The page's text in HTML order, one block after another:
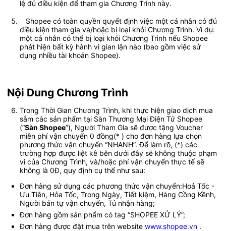
điều kiện tham gia và/hoặc bị loại khỏi Chương Trình. Ví dụ:
một cá nhân có thể bị loại khỏi Chương Trình nếu Shopee
phát hiện bất kỳ hành vi gian lận nào (bao gồm việc sử
dụng nhiều tài khoản Shopee).
Nội Dung Chương Trình
Trong Thời Gian Chương Trình, khi thực hiện giao dịch mua
sắm các sản phẩm tại Sàn Thương Mại Điện Tử Shopee
(“Sàn Shopee”), Người Tham Gia sẽ được tặng Voucher
miễn phí vận chuyển 0 đồng(* ) cho đơn hàng lựa chọn
phương thức vận chuyển “NHANH”. Để làm rõ, (*) các
trường hợp được liệt kê bên dưới đây sẽ không thuộc phạm
vi của Chương Trình, và/hoặc phí vận chuyển thực tế sẽ
không là 0Đ, quy định cụ thể như sau:
Đơn hàng sử dụng các phương thức vận chuyển:Hoả Tốc -
Ưu Tiên, Hỏa Tốc, Trong Ngày, Tiết kiệm, Hàng Cồng Kềnh,
Người bán tự vận chuyển, Tủ nhận hàng;
Đơn hàng gồm sản phẩm có tag “SHOPEE XỬ LÝ”;
Đơn hàng được đặt mua trên website www.shopee.vn .